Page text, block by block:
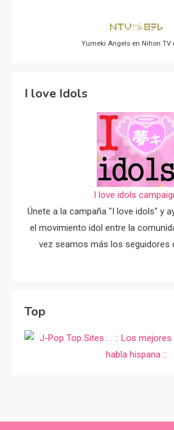
Yumeki Angels en Nihon TV
I love Idols
I love idols
Únete a la campaña "I love idols" y
el movimiento idol entre la
vez seamos más los seguidores
Top